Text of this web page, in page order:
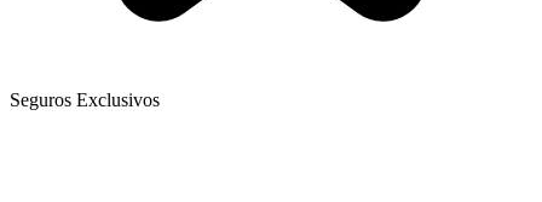
Seguros Exclusivos